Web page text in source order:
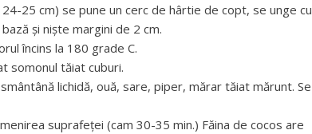
25 cm) se pune un cerc de hârtie de copt, se unge cu
și niște margini de 2 cm.
încins la 180 grade C.
somonul tăiat cuburi.
lichidă, ouă, sare, piper, mărar tăiat mărunt. Se
suprafeței (cam 30-35 min.) Făina de cocos are